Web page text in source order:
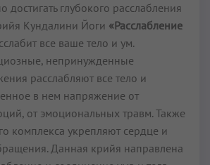
глубокого расслабления
Кундалини Йоги «Расслабление
все ваше тело и ум.
непринужденные
расслабляют все тело и
в нем напряжение от
от эмоциональных травм. Также
комплекса укрепляют сердце и
Данная крийя направлена